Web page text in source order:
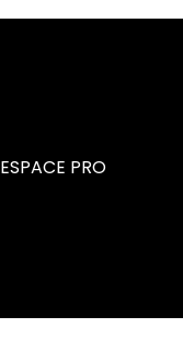
ESPACE PRO